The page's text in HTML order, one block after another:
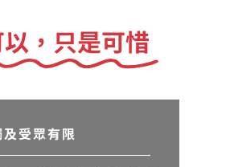
，只是可惜
及受眾有限